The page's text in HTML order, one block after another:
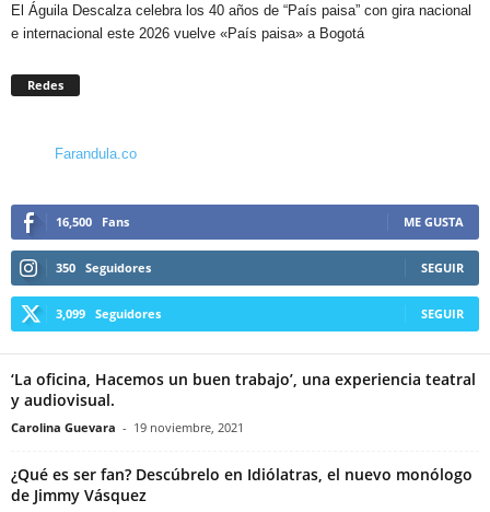
El Águila Descalza celebra los 40 años de “País paisa” con gira nacional
e internacional este 2026 vuelve «País paisa» a Bogotá
Redes
Farandula.co
16,500 Fans ME GUSTA
350 Seguidores SEGUIR
3,099 Seguidores SEGUIR
‘La oficina, Hacemos un buen trabajo’, una experiencia teatral
y audiovisual.
Carolina Guevara - 19 noviembre, 2021
¿Qué es ser fan? Descúbrelo en Idiólatras, el nuevo monólogo
de Jimmy Vásquez